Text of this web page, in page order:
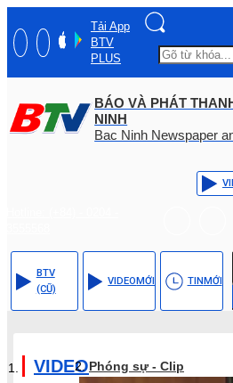
Tải App
BTV
PLUS
BÁO VÀ PHÁT
NINH
Bac Ninh Newspaper
BTV
(CŨ)
VIDEOMỚI TINMỚI
VIDEOPhóng sự - Clip